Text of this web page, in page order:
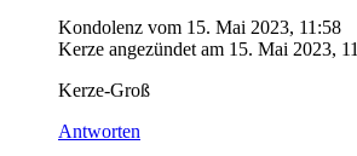
Kondolenz vom 15. Mai 2023, 11:58
Kerze angezündet am 15. Mai 2023,
Kerze-Groß
Antworten